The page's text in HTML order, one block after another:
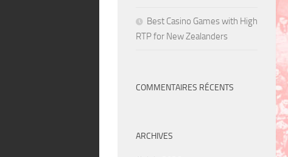
Best Casino Games with High
RTP for New Zealanders
COMMENTAIRES RÉCENTS
ARCHIVES